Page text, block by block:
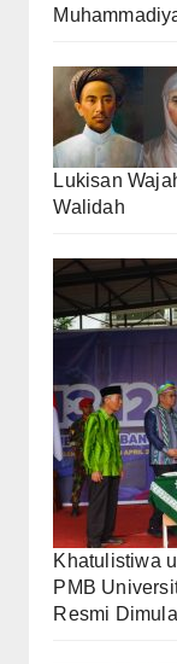
Lukisan
Walidah
Khatulistiwa
PMB
Resmi